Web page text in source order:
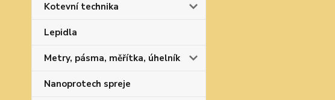
Kotevní technika
Lepidla
Metry, pásma, měřítka, úhelník
Nanoprotech spreje